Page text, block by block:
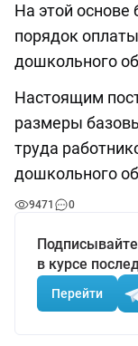
На этой основе
порядок
дошкольного
Настоящим
размеры
труда
дошкольного
9471 0
в курсе
Перейти